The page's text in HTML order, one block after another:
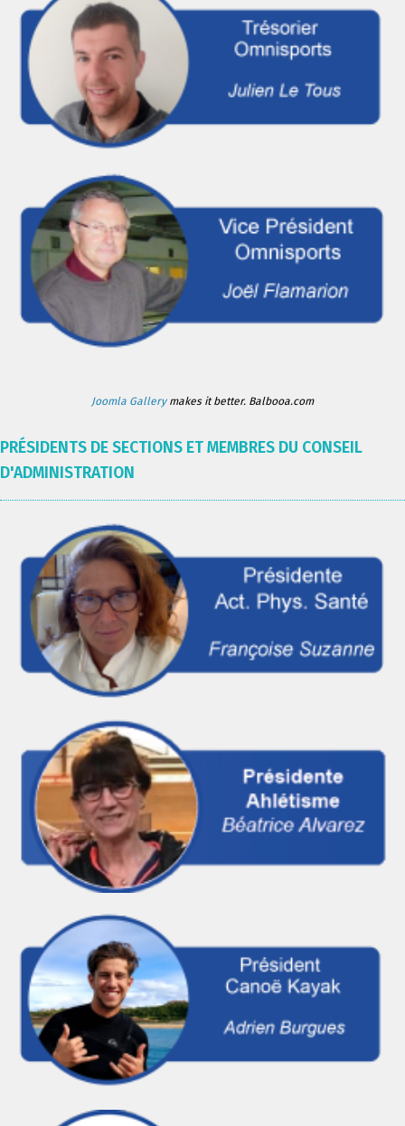
Joomla Gallerymakes it better. Balbooa.com
PRÉSIDENTS DE SECTIONS ET MEMBRES DU CONSEIL
D'ADMINISTRATION